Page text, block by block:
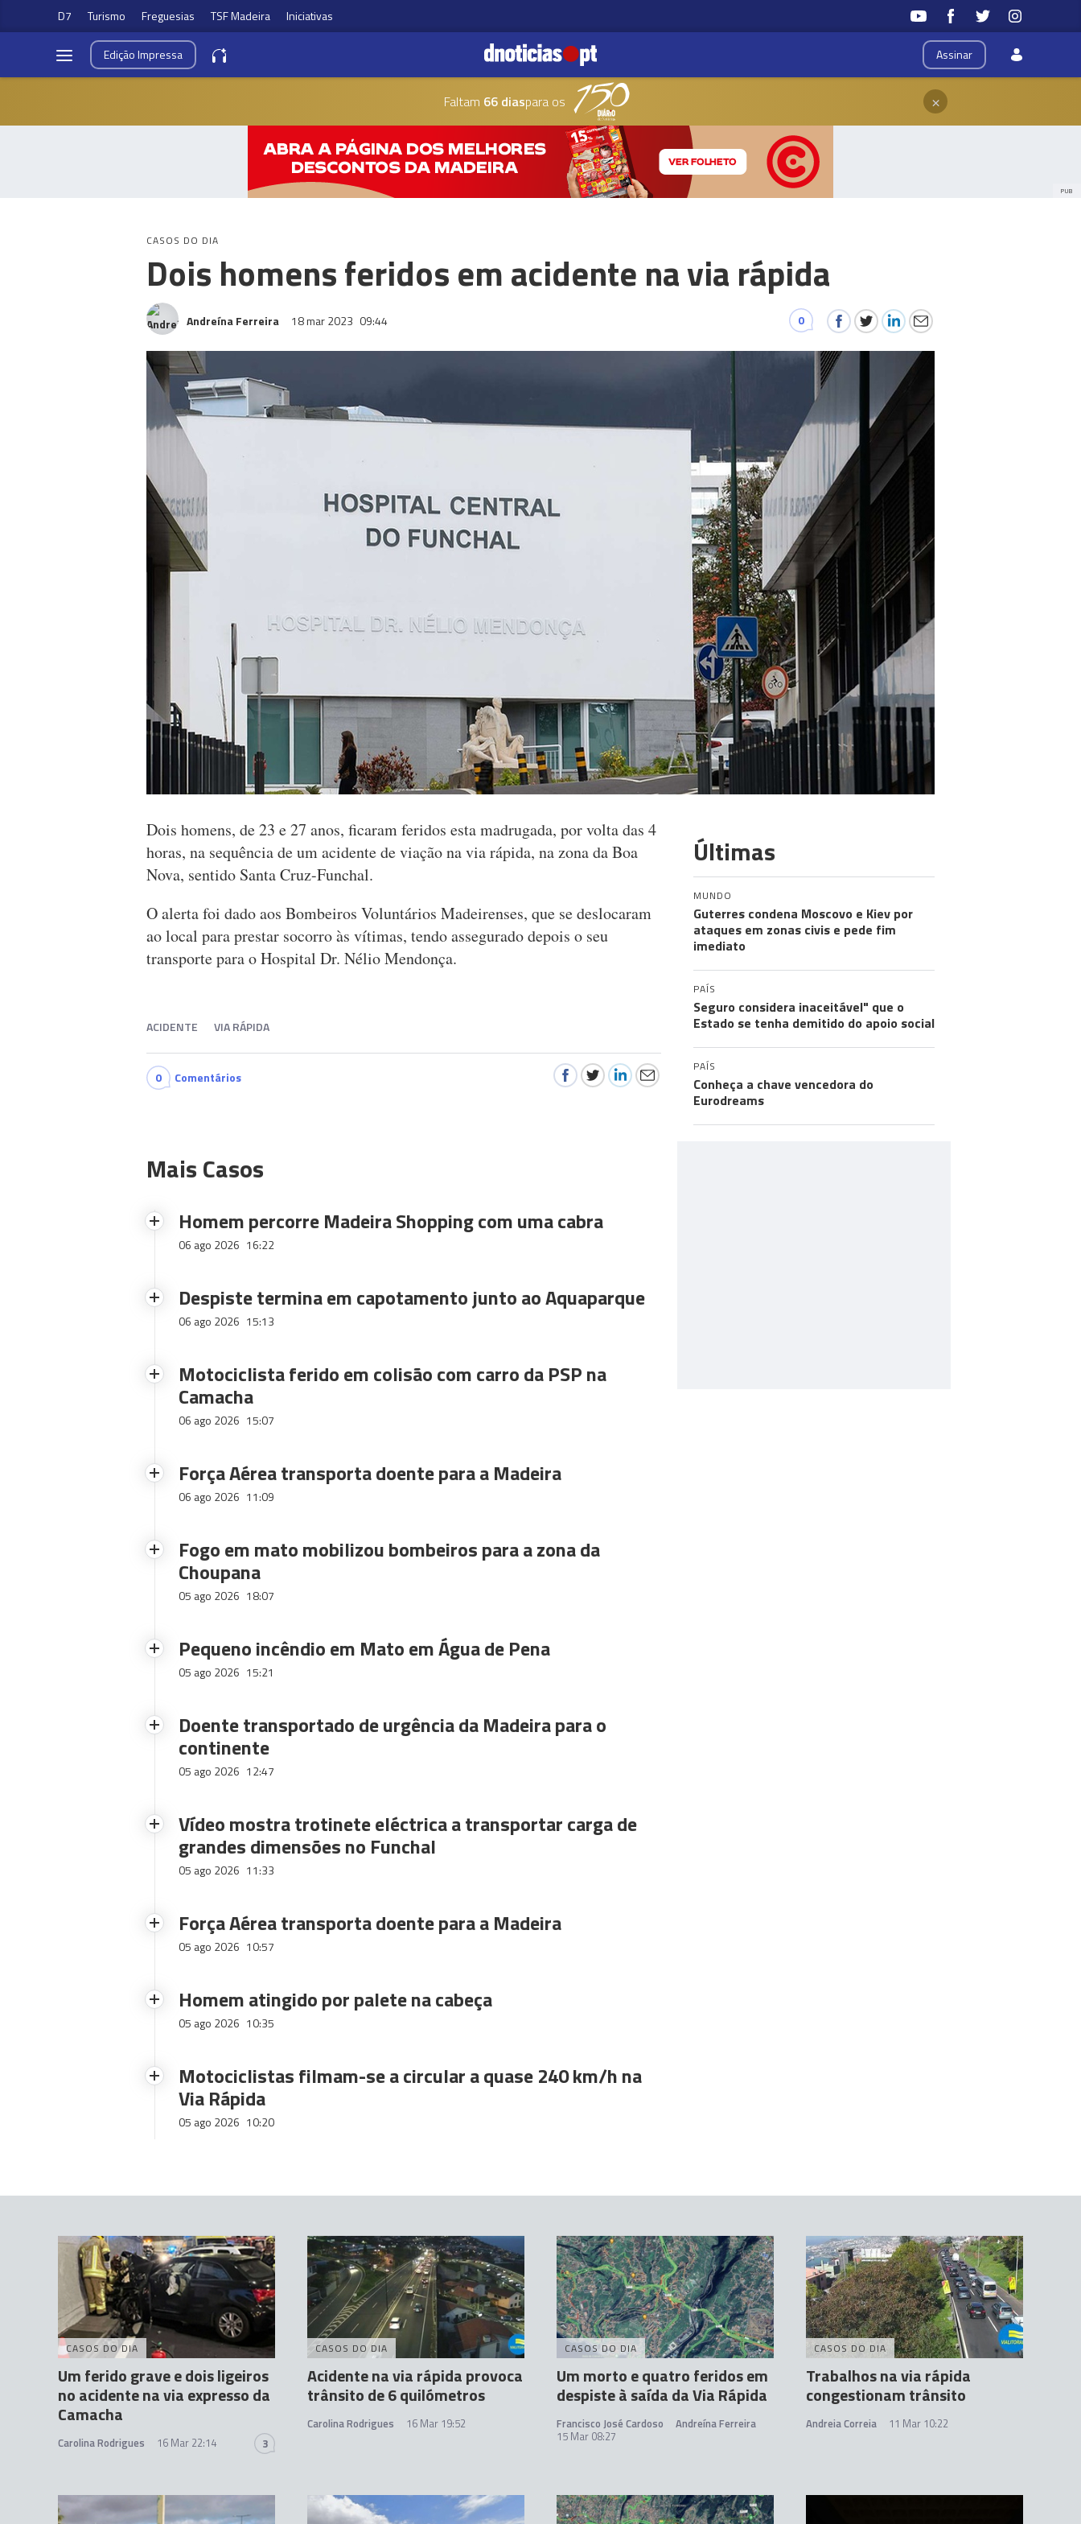
D7 Turismo Freguesias TSF Madeira Iniciativas
Assinar
EdiçãoImpressa
Faltam 66 diaspara os ×
PUB
CASOS DO DIA
Dois homens feridos em acidente na via rápida
Andreína Ferreira 18 mar 2023 09:44 0
Dois homens, de 23 e 27 anos, ficaram feridos esta madrugada, por volta das 4
horas, na sequência de um acidente de viação na via rápida, na zona da Boa
Nova, sentido Santa Cruz-Funchal.
O alerta foi dado aos Bombeiros Voluntários Madeirenses, que se deslocaram
ao local para prestar socorro às vítimas, tendo assegurado depois o seu
transporte para o Hospital Dr. Nélio Mendonça.
ACIDENTE VIA RÁPIDA
0 Comentários
Mais Casos
Homem percorre Madeira Shopping com uma cabra
06 ago 2026 16:22
Despiste termina em capotamento junto ao Aquaparque
06 ago 2026 15:13
Motociclista ferido em colisão com carro da PSP na
Camacha
06 ago 2026 15:07
Força Aérea transporta doente para a Madeira
06 ago 2026 11:09
Fogo em mato mobilizou bombeiros para a zona da
Choupana
05 ago 2026 18:07
Pequeno incêndio em Mato em Água de Pena
05 ago 2026 15:21
Doente transportado de urgência da Madeira para o
continente
05 ago 2026 12:47
Vídeo mostra trotinete eléctrica a transportar carga de
grandes dimensões no Funchal
05 ago 2026 11:33
Força Aérea transporta doente para a Madeira
05 ago 2026 10:57
Homem atingido por palete na cabeça
05 ago 2026 10:35
Motociclistas filmam-se a circular a quase 240 km/h na
Via Rápida
05 ago 2026 10:20
Últimas
MUNDO
Guterres condena Moscovo e Kiev por
ataques em zonas civis e pede fim
imediato
PAÍS
Seguro considera inaceitável" que o
Estado se tenha demitido do apoio social
PAÍS
Conheça a chave vencedora do
Eurodreams
CASOS DO DIA
Um ferido grave e dois ligeiros
no acidente na via expresso da
Camacha
Carolina Rodrigues 16 Mar 22:14 3
CASOS DO DIA
Acidente na via rápida provoca
trânsito de 6 quilómetros
Carolina Rodrigues 16 Mar 19:52
CASOS DO DIA
Um morto e quatro feridos em
despiste à saída da Via Rápida
Francisco José Cardoso
Andreína Ferreira
15 Mar 08:27
CASOS DO DIA
Trabalhos na via rápida
congestionam trânsito
Andreia Correia 11 Mar 10:22